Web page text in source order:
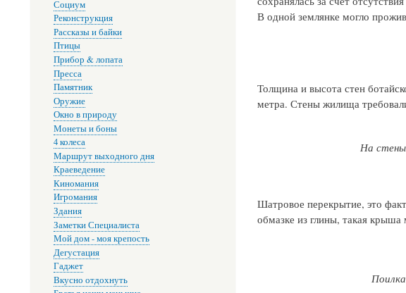
В одной землянке могло
Толщина и высота стен
метра. Стены жилища
На
Шатровое перекрытие, это
обмазке из глины, такая крыша
Социум
Реконструкция
Рассказы и байки
Птицы
Прибор & лопата
Пресса
Памятник
Оружие
Окно в природу
Монеты и боны
4 колеса
Маршрут выходного дня
Краеведение
Киномания
Игромания
Здания
Заметки Специалиста
Мой дом - моя крепость
Дегустация
Гаджет
Вкусно отдохнуть